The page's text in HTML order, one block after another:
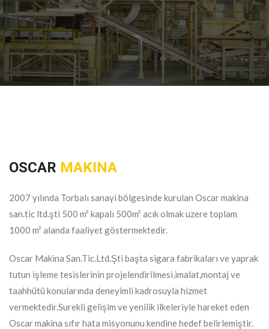
OSCAR MAKINA
2007 yılında Torbalı sanayi bölgesinde kurulan Oscar makina
san.tic ltd.şti 500 m² kapalı 500m² acık olmak uzere toplam
1000 m² alanda faaliyet göstermektedir.
Oscar Makina San.Tic.Ltd.Şti başta sigara fabrikaları ve yaprak
tutun işleme tesislerinin projelendirilmesi,imalat,montaj ve
taahhütü konularında deneyimli kadrosuyla hizmet
vermektedir.Surekli gelişim ve yenilik ilkeleriyle hareket eden
Oscar makina sıfır hata misyonunu kendine hedef belirlemiştir.